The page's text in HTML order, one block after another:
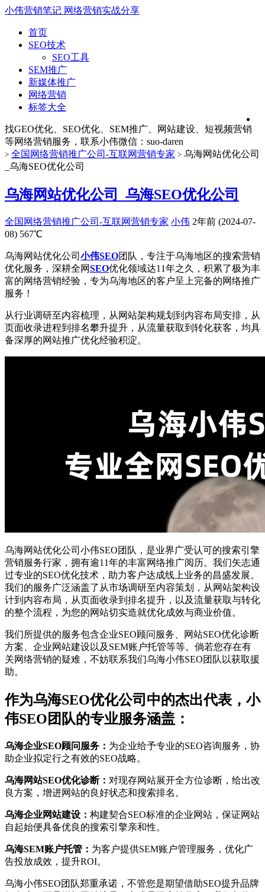
小伟营销笔记 网络营销实战分享
首页
SEO技术
SEO工具
SEM推广
新媒体推广
网络营销
标签大全
找GEO优化、SEO优化、SEM推广、网站建设、短视频营销
等网络营销服务，联系小伟微信：suo-daren
> 全国网络营销推广公司-互联网营销专家 > 乌海网站优化公司
_乌海SEO优化公司
乌海网站优化公司_乌海SEO优化公司
全国网络营销推广公司-互联网营销专家 小伟 2年前 (2024-07-
08) 567℃
乌海网站优化公司 小伟SEO团队，专注于乌海地区的搜索营销
优化服务，深耕全网SEO优化领域达11年之久，积累了极为丰
富的网络营销经验，专为乌海地区的客户呈上完备的网络推广
服务！
从行业调研至内容梳理，从网站架构规划到内容布局安排，从
页面收录进程到排名攀升提升，从流量获取到转化获客，均具
备深厚的网站推广优化经验积淀。
乌海网站优化公司小伟SEO团队，是业界广受认可的搜索引擎
营销服务行家，拥有逾11年的丰富网络推广阅历。我们矢志通
过专业的SEO优化技术，助力客户达成线上业务的昌盛发展。
我们的服务广泛涵盖了从市场调研至内容策划，从网站架构设
计到内容布局，从页面收录到排名提升，以及流量获取与转化
的整个流程，为您的网站切实造就优化成效与商业价值。
我们所提供的服务包含企业SEO顾问服务、网站SEO优化诊断
方案、企业网站建设以及SEM账户托管等等。倘若您存在有
关网络营销的疑难，不妨联系我们乌海小伟SEO团队以获取援
助。
作为乌海SEO优化公司中的杰出代表，小
伟SEO团队的专业服务涵盖：
乌海企业SEO顾问服务： 为企业给予专业的SEO咨询服务，协
助企业拟定行之有效的SEO战略。
乌海网站SEO优化诊断： 对现存网站展开全方位诊断，给出改
良方案，增进网站的良好状态和搜索排名。
乌海企业网站建设： 构建契合SEO标准的企业网站，保证网站
自起始便具备优良的搜索引擎亲和性。
乌海SEM账户托管： 为客户提供SEM账户管理服务，优化广
告投放成效，提升ROI。
乌海小伟SEO团队郑重承诺，不管您是期望借助SEO提升品牌